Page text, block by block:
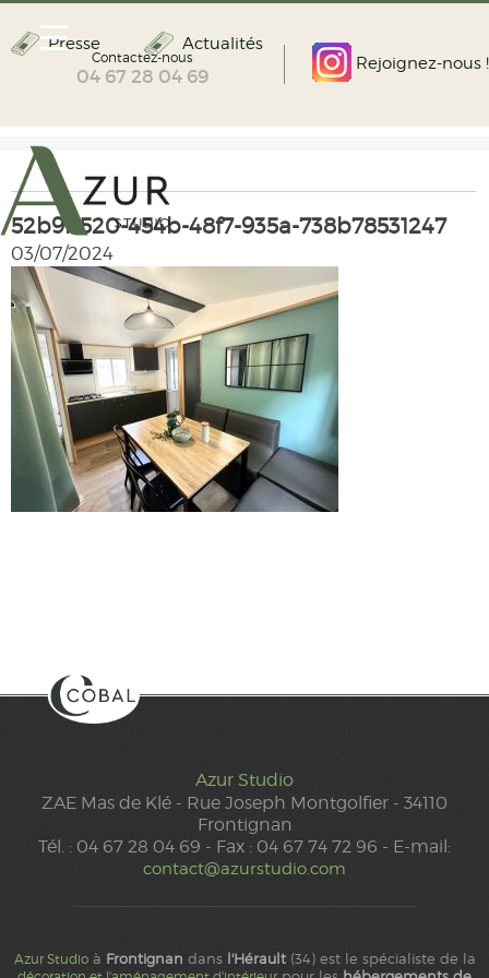
Rejoignez-nous !
Contactez-nous
04 67 28 04 69
Presse Actualités
52b9b520-454b-48f7-935a-738b78531247
03/07/2024
Azur Studio
ZAE Mas de Klé - Rue Joseph Montgolfier - 34110
Frontignan
Tél. : 04 67 28 04 69 - Fax : 04 67 74 72 96 - E-mail:
contact@azurstudio.com
Azur Studioà Frontignan dans l'Hérault(34) est le spécialiste de la